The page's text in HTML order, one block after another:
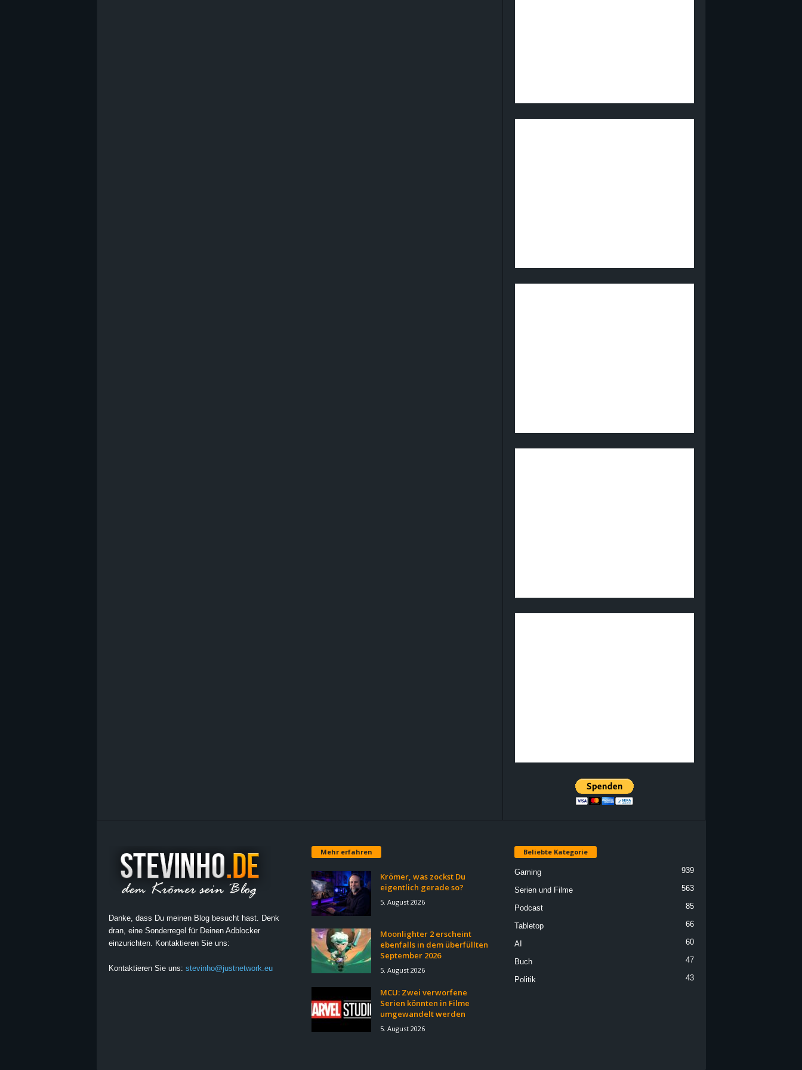
Danke, dass Du meinen Blog besucht hast. Denk
dran, eine Sonderregel für Deinen Adblocker
einzurichten. Kontaktieren Sie uns:
Kontaktieren Sie uns: stevinho@justnetwork.eu
Mehr erfahren
Krömer, was zockst Du
eigentlich gerade so?
5. August 2026
Moonlighter 2 erscheint
ebenfalls in dem überfüllten
September 2026
5. August 2026
MCU: Zwei verworfene
Serien könnten in Filme
umgewandelt werden
5. August 2026
Beliebte Kategorie
Gaming 939
Serien und Filme 563
Podcast 85
Tabletop 66
AI 60
Buch 47
Politik 43